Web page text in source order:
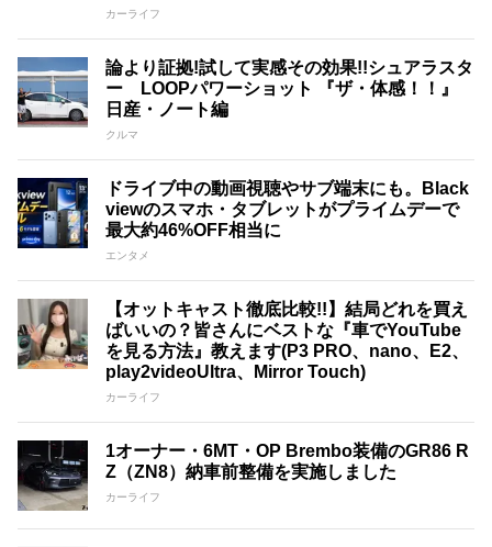
カーライフ
論より証拠!試して実感その効果!!シュアラスタ
ー LOOPパワーショット 『ザ・体感！！』
日産・ノート編
クルマ
ドライブ中の動画視聴やサブ端末にも。Black
viewのスマホ・タブレットがプライムデーで
最大約46%OFF相当に
エンタメ
【オットキャスト徹底比較!!】結局どれを買え
ばいいの？皆さんにベストな『車でYouTube
を見る方法』教えます(P3 PRO、nano、E2、
play2videoUltra、Mirror Touch)
カーライフ
1オーナー・6MT・OP Brembo装備のGR86 R
Z（ZN8）納車前整備を実施しました
カーライフ